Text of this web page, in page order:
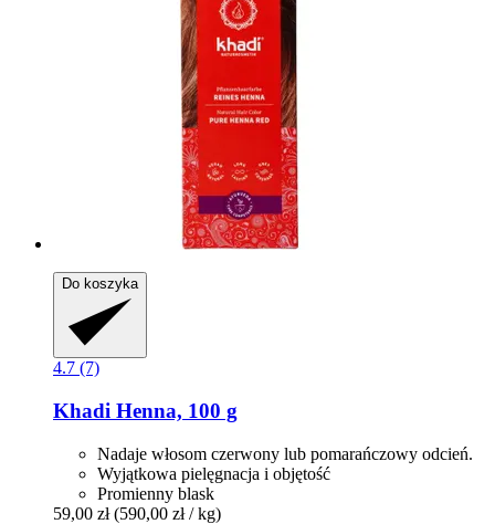
Do koszyka
4.7 (7)
Khadi Henna, 100 g
Nadaje włosom czerwony lub pomarańczowy odcień.
Wyjątkowa pielęgnacja i objętość
Promienny blask
59,00 zł (590,00 zł / kg)